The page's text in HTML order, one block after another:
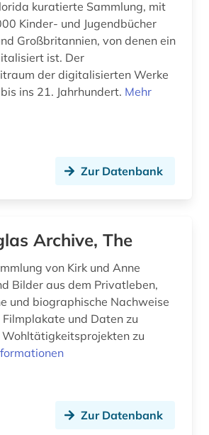
bibliographie (14)
bibliometrie (1)
(2)
bibliothekskatalog (1)
(7)
bioinformatik (1)
biomedizin (1)
Suedostasien (1)
Tschechische Republik (1)
kuratierte Sammlung, mit
Kinder- und Jugendbücher
Großbritannien, von denen ein
ist. Der
der digitalisierten Werke
ins 21. Jahrhundert. Mehr
Zur Datenbank
Archive, The
von Kirk und Anne
Bilder aus dem Privatleben,
und biographische Nachweise
und Daten zu
zu
Zur Datenbank